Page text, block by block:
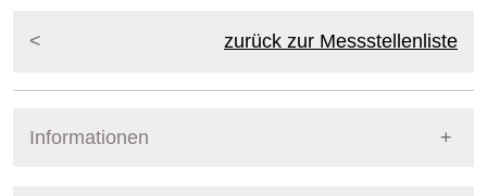
zurück zur Messstellenliste
Informationen